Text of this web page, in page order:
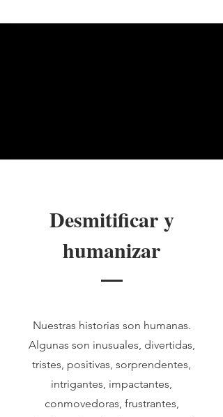
Desmitificar y
humanizar
Nuestras historias son humanas.
Algunas son inusuales, divertidas,
tristes, positivas, sorprendentes,
intrigantes, impactantes,
conmovedoras, frustrantes,